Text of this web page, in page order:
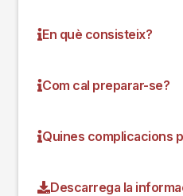
En què consisteix?
Com cal preparar-se?
Quines complicacions
Descarrega la